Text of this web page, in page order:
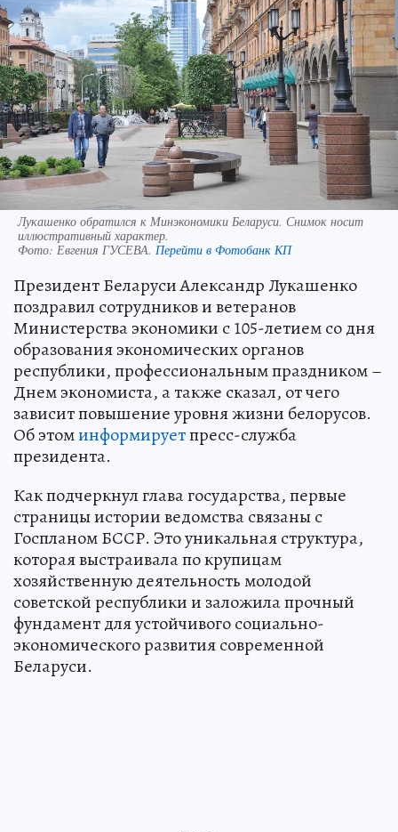
Лукашенко обратился к Минэкономики Беларуси. Снимок носит
иллюстративный характер.
Фото: Евгения ГУСЕВА. Перейти в Фотобанк КП
Президент Беларуси Александр Лукашенко
поздравил сотрудников и ветеранов
Министерства экономики с 105-летием со дня
образования экономических органов
республики, профессиональным праздником –
Днем экономиста, а также сказал, от чего
зависит повышение уровня жизни белорусов.
Об этоминформируетпресс-служба
президента.
Как подчеркнул глава государства, первые
страницы истории ведомства связаны с
Госпланом БССР. Это уникальная структура,
которая выстраивала по крупицам
хозяйственную деятельность молодой
советской республики и заложила прочный
фундамент для устойчивого социально-
экономического развития современной
Беларуси.